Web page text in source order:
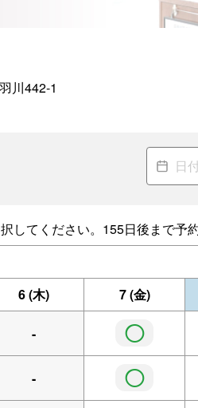
川442-1
してください。155日後まで予約
6(木) 7(金)
- ◯
- ◯